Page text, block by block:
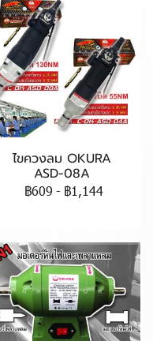
ไขควงลม OKURA
ASD-08A
฿609 - ฿1,144